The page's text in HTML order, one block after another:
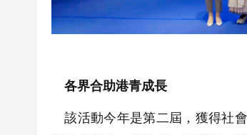
各界合助港青成長
該活動今年是第二屆，獲得社